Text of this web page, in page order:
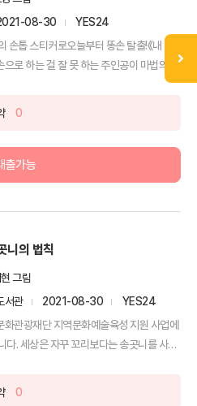
08-30
YES24
손톱 스티커로오늘부터 똥손 탈출!《내 별
으로 하는 걸 잘 못 하는 주인공이 마법의
0
출가능
니의 법칙
그림
서관
2021-08-30
YES24
관광재단 지역문화예술육성 지원 사업에
다. 세상은 자꾸 꼬리보다는 송곳니를 사용
0